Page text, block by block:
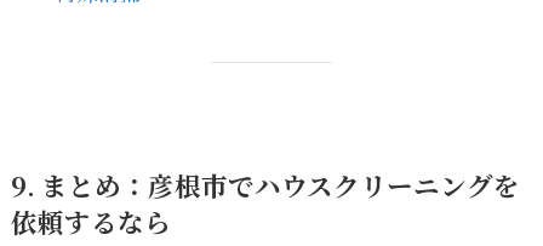
9. まとめ：彦根市でハウスクリーニングを
依頼するなら